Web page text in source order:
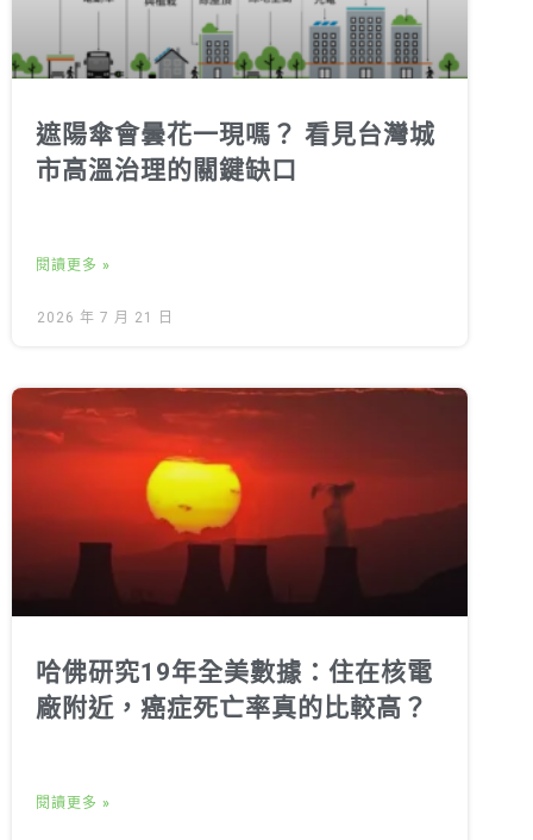
遮陽傘會曇花一現嗎？ 看見台灣城
市高溫治理的關鍵缺口
閱讀更多 »
2026 年 7 月 21 日
哈佛研究19年全美數據：住在核電
廠附近，癌症死亡率真的比較高？
閱讀更多 »